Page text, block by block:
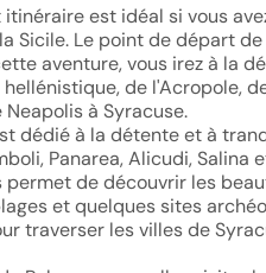
est idéal si vous
Sicile. Le point de départ
aventure, vous irez à la
de l'Acropole,
à Syracuse.
dédié à la détente et à
Panarea, Alicudi, Salina
de découvrir les
et quelques sites
traverser les villes de